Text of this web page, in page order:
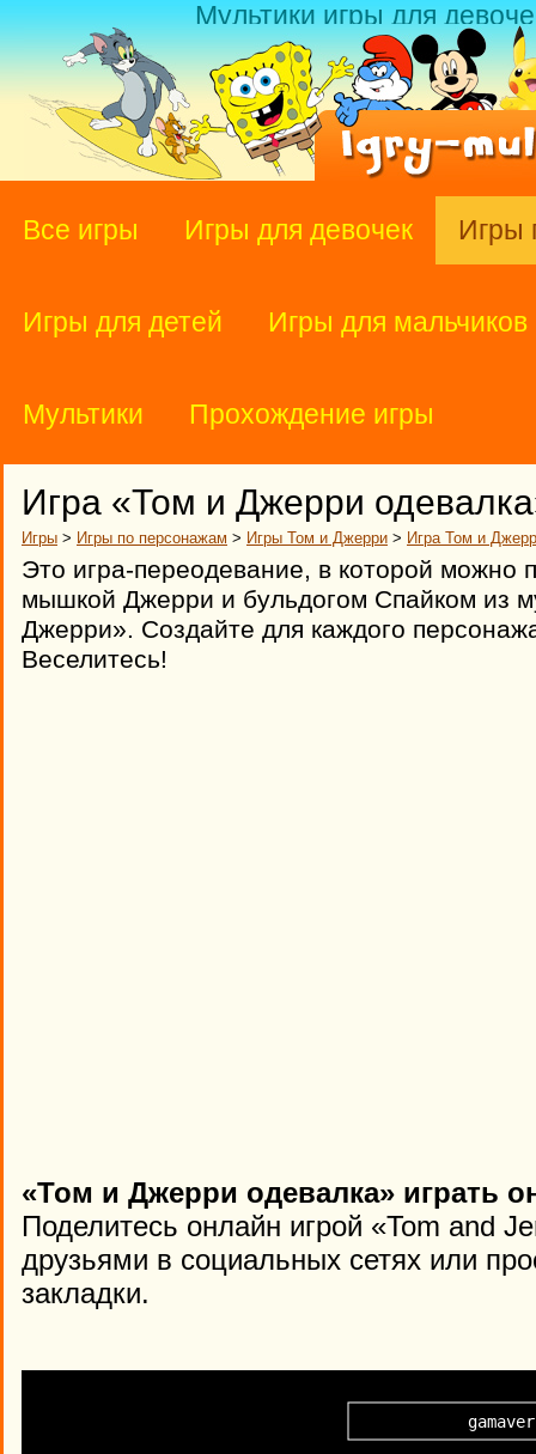
Мультики игры для
Все игры Игры для девочек Игры
Игры для детей Игры для мальчиков
Мультики Прохождение игры
Игра «Том и Джерри
Игры > Игры по персонажам > Игры Том и Джерри > Игра Том и
Это игра-переодевание, в которой можно
мышкой Джерри и бульдогом Спайком из
Джерри». Создайте для каждого
Веселитесь!
«Том и Джерри одевалка» играть
Поделитесь онлайн игрой «Tom and
друзьями в социальных сетях или
закладки.